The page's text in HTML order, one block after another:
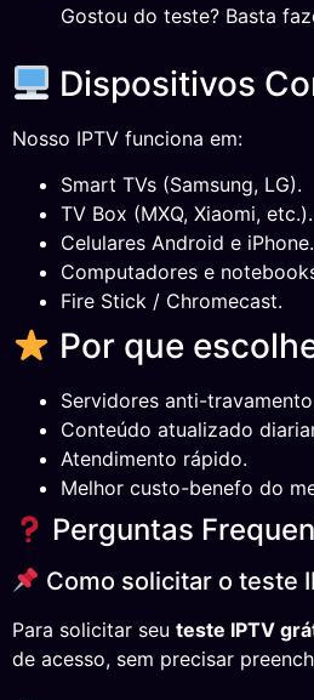
Gostou do teste? Basta
Dispositivos
Nosso IPTV funciona em:
Smart TVs (Samsung, LG).
TV Box (MXQ, Xiaomi, etc.).
Celulares Android e iPhone.
Computadores e
Fire Stick / Chromecast.
Por que
Servidores anti-
Conteúdo atualizado
Atendimento rápido.
Melhor custo-benefo do
Perguntas
Como solicitar o teste
Para solicitar seu teste IPTV
de acesso, sem precisar